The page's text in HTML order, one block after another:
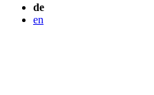
de
en